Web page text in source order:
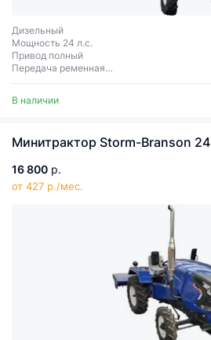
Дизельный
Мощность 24 л.с.
Привод полный
Передача ременная
Сцепное соединение 3 точки
В наличии
Минитрактор Storm-Branson 24
16 800 р.
от 427 р./мес.